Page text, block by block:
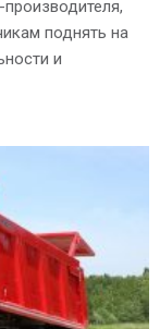
поднять на
и